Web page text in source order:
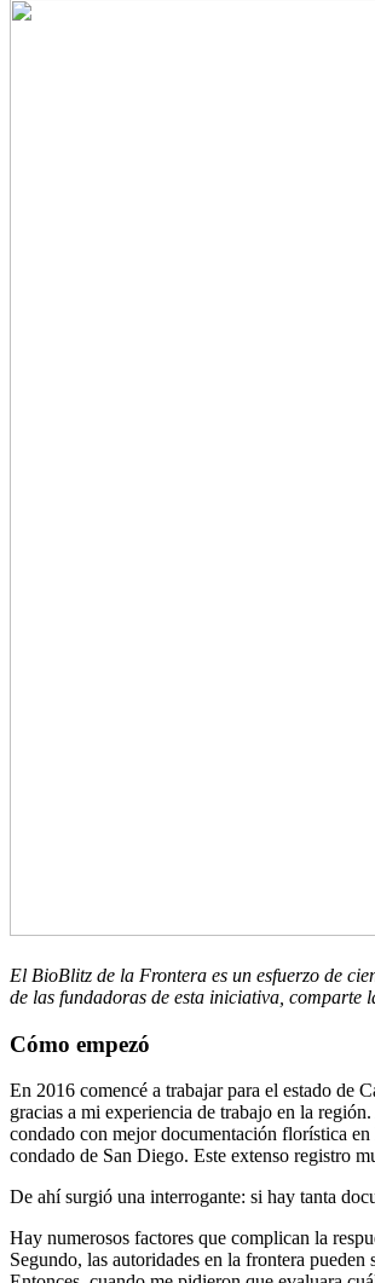
El BioBlitz de la Frontera es un esfuerzo de
de las fundadoras de esta iniciativa, comparte
Cómo empezó
En 2016 comencé a trabajar para el estado
gracias a mi experiencia de trabajo en la
condado con mejor documentación florística
condado de San Diego. Este extenso registro
De ahí surgió una interrogante: si hay tanta
Hay numerosos factores que complican la
Segundo, las autoridades en la frontera pueden